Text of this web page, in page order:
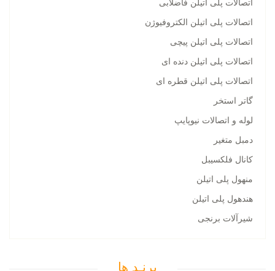
اتصالات پلی اتیلن فاضلابی
اتصالات پلی اتیلن الکتروفیوژن
اتصالات پلی اتیلن پیچی
اتصالات پلی اتیلن دنده ای
اتصالات پلی اتیلن قطره ای
گاتر استخر
لوله و اتصالات نیوپایپ
دمبل متغیر
کانال فلکسیبل
منهول پلی اتیلن
هندهول پلی اتیلن
شیرآلات برنجی
برنـد ها